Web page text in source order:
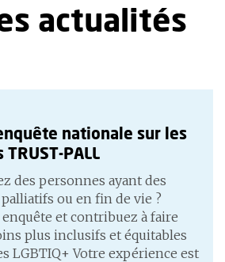
actualités
nationale sur les
PALL
des personnes ayant des
ou en fin de vie ?
et contribuez à faire
plus inclusifs et équitables
LGBTIQ+ Votre expérience est